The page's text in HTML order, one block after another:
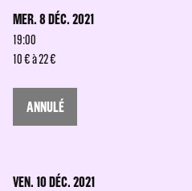
MER. 8 DÉC. 2021
19:00
10 € à 22 €
ANNULÉ
VEN. 10 DÉC. 2021